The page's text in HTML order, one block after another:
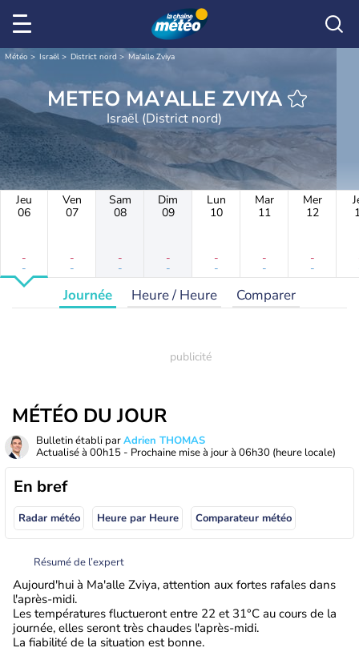
Météo Israël District nord Ma'alle Zviya
METEO MA'ALLE ZVIYA
Israël (District nord)
Jeu
06
-
-
Ven
07
-
-
Sam
08
-
-
Dim
09
-
-
Lun
10
-
-
Mar
11
-
-
Mer
12
-
-
Journée Heure / Heure Comparer
MÉTÉO DU JOUR
Bulletin établi parAdrien THOMAS
Actualisé à 00h15 - Prochaine mise à jour à 06h30 (heure locale)
En bref
Radar météo Heure par Heure Comparateur météo
Résumé de l’expert
Aujourd'hui à Ma'alle Zviya, attention aux fortes rafales dans
l'après-midi.
Les températures fluctueront entre 22 et 31°C au cours de la
journée, elles seront très chaudes l'après-midi.
La fiabilité de la situation est bonne.